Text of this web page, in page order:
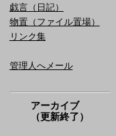
戯言（日記）
物置（ファイル置場）
リンク集
管理人へメール
アーカイブ
（更新終了）